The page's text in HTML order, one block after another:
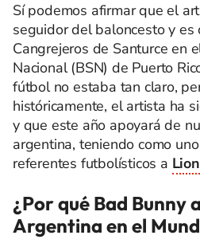
Sí podemos afirmar que el
seguidor del baloncesto y es
Cangrejeros de Santurce en
Nacional (BSN) de Puerto
fútbol no estaba tan claro,
históricamente, el artista ha
y que este año apoyará de
argentina, teniendo como
referentes futbolísticos a
¿Por qué Bad Bunny
Argentina en el